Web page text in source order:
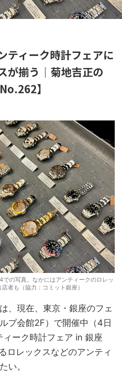
ティーク時計フェアに
が揃う｜菊地吉正の
】
の写真。なかにはアンティークのロレッ
者も（協力：コミット銀座）
、現在、東京・銀座のフェ
プ会館2F）で開催中（4日
ィーク時計フェア in 銀座
ロレックスなどのアンティ
い。